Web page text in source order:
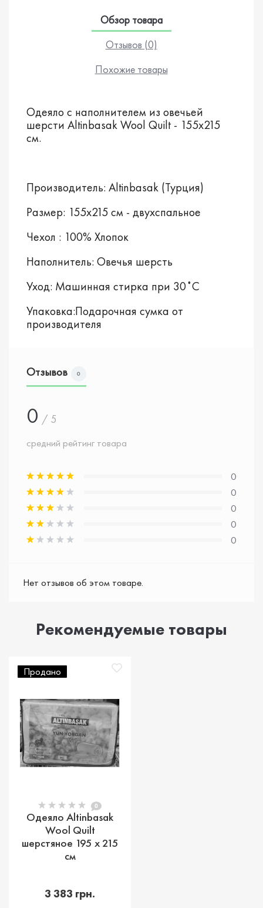
Обзор товара
Отзывов (0)
Похожие товары
Одеяло с наполнителем из овечьей
шерсти Altinbasak Wool Quilt - 155х215
см.
Производитель: Altinbasak (Турция)
Размер: 155х215 см - двухспальное
Чехол : 100% Хлопок
Наполнитель: Овечья шерсть
Уход: Машинная стирка при 30˚C
Упаковка:Подарочная сумка от
производителя
Отзывов 0
0 / 5
средний рейтинг товара
0
0
0
0
0
Нет отзывов об этом товаре.
Рекомендуемые товары
Продано
0
Одеяло Altinbasak
Wool Quilt
шерстяное 195 х 215
см
3 383 грн.